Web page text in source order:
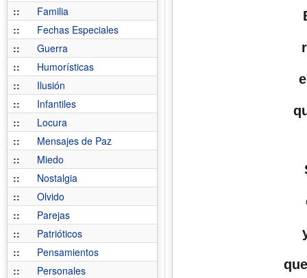
::
Familia
::
Fechas Especiales
::
Guerra
::
Humorísticas
::
Ilusión
::
Infantiles
::
Locura
::
Mensajes de Paz
::
Miedo
::
Nostalgia
::
Olvido
::
Parejas
::
Patrióticos
::
Pensamientos
::
Personales